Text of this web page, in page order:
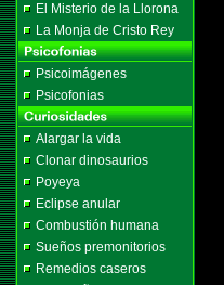
El Misterio de la Llorona
La Monja de Cristo Rey
Psicoimágenes
Psicofonias
Alargar la vida
Clonar dinosaurios
Poyeya
Eclipse anular
Combustión humana
Sueños premonitorios
Remedios caseros